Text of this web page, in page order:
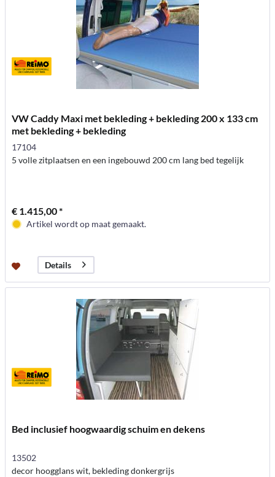
VW Caddy Maxi met bekleding + bekleding 200 x 133 cm
met bekleding + bekleding
17104
5 volle zitplaatsen en een ingebouwd 200 cm lang bed tegelijk
€ 1.415,00 *
Artikel wordt op maat gemaakt.
Details
Bed inclusief hoogwaardig schuim en dekens
13502
decor hoogglans wit, bekleding donkergrijs